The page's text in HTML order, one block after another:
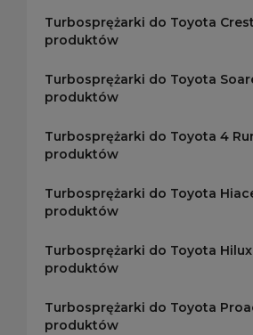
Turbosprężarki do Toyota
produktów
Turbosprężarki do Toyota
produktów
Turbosprężarki do Toyota 4
produktów
Turbosprężarki do Toyota
produktów
Turbosprężarki do Toyota
produktów
Turbosprężarki do Toyota
produktów